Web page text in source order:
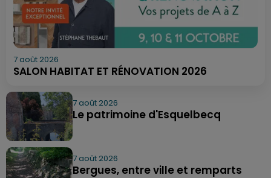
7 août 2026
SALON HABITAT ET RÉNOVATION 2026
7 août 2026
Le patrimoine d'Esquelbecq
7 août 2026
Bergues, entre ville et remparts